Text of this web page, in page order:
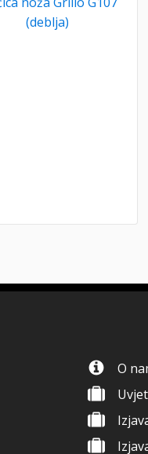
(deblja)
O